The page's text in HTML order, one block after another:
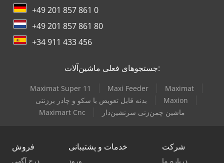
+49 201 857 861 0
+49 201 857 861 80
+34 911 433 456
جستجوهای فعلی ماشین‌آلات:
Maximat Super 11 Maxi Feeder
Maximat
بدنه قابل تعویض با سکو و چادر برزنتی
Maxion
Maximart Cnc
ماشین چمن‌زنی سرنشین‌دار
فروش
درج آگهی
خدمات و پشتیبانی
ورود
شرکت
درباره ما